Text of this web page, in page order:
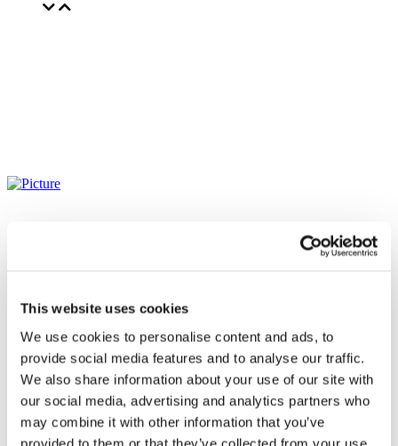
This website uses cookies
We use cookies to personalise content and ads, to
provide social media features and to analyse our traffic.
We also share information about your use of our site with
our social media, advertising and analytics partners who
may combine it with other information that you’ve
provided to them or that they’ve collected from your use